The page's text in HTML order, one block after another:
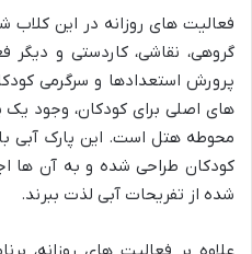
فعالیت های روزانه در این کلاب
گروهی، نقاشی، کاردستی و
پرورش استعدادها و سرگرمی
های اصلی برای کودکان، وجود
محوطه هتل است. این پارک آبی
کودکان طراحی شده و به آن ها
شده از تفریحات آبی لذت ببرند.